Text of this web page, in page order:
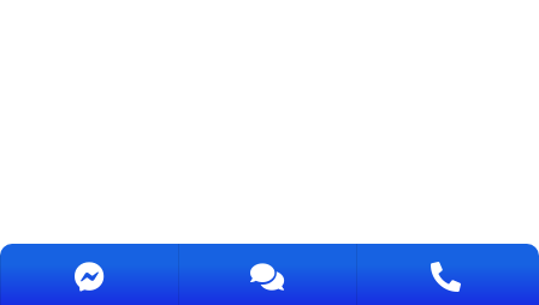
Bản quyền bởi CUONG THINH TECHCON., JSC OZONE / MST: